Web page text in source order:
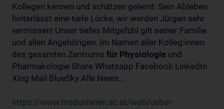
Kollegen kennen und schätzen gelernt. Sein Ableben
hinterlässt eine tiefe Lücke, wir werden Jürgen sehr
vermissen! Unser tiefes Mitgefühl gilt seiner Familie
und allen Angehörigen. Im Namen aller Kolleg:innen
des gesamten Zentrums für Physiologie und
Pharmakologie Share Whatsapp Facebook LinkedIn
Xing Mail BlueSky Alle News...
https://www.meduniwien.ac.at/web/ueber-